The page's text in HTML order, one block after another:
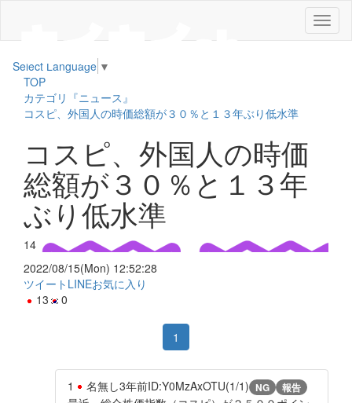
メ
ニ
Select Language ▼
TOP
カテゴリ『ニュース』
コスピ、外国人の時価総額が３０％と１３年ぶり低水準
コスピ、外国人の時価
総額が３０％と１３年
ぶり低水準
14
2022/08/15(Mon) 12:52:28
ツイート LINEお気に入り
13
0
1
1 名無し3年前ID:Y0MzAxOTU(1/1) NG 報告